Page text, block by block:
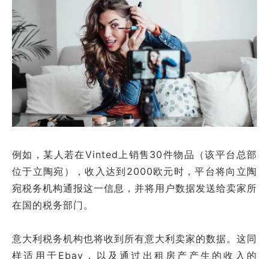
例如，某人若在Vinted上销售30件物品（该平台总部
位于立陶宛），收入达到2000欧元时，平台将向立陶
宛税务机构通报这一信息，并将用户数据发送给卖家所
在国的税务部门。
意大利税务机构也将收到所有意大利卖家的数据。这同
样适用于Ebay，以及通过出租房产产生的收入的